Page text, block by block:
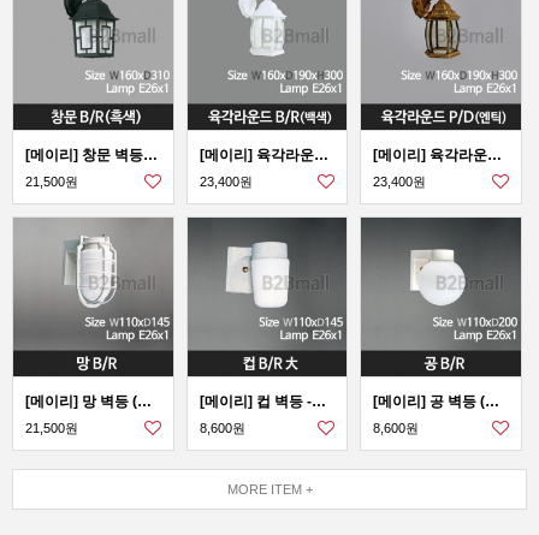
[메이리] 창문 벽등 -흑색 (MR-117-03)
21,500원
[메이리] 육각라운드 벽등 -백색 (MR-117-02)
23,400원
[메이리] 육각라운드 벽등 -엔틱 (MR-117-01)
23,400원
[메이리] 망 벽등 (MR-116-05)
21,500원
[메이리] 컵 벽등 -大 (MR-116-04)
8,600원
[메이리] 공 벽등 (MR-116-03)
8,600원
MORE ITEM +